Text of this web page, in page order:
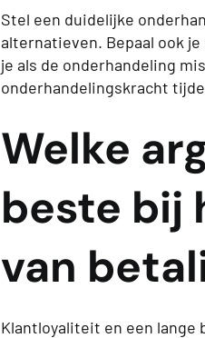
Stel een duidelijke
alternatieven. Bepaal ook
je als de onderhandeling
onderhandelingskracht
Welke
beste bij
van
Klantloyaliteit en een